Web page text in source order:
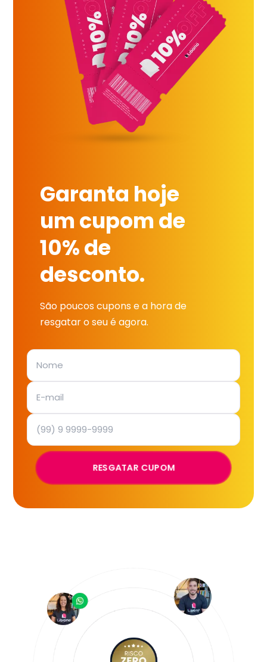
Garanta hoje
um cupom de
10% de
desconto.
São poucos cupons e a hora de
resgatar o seu é agora.
RESGATAR CUPOM